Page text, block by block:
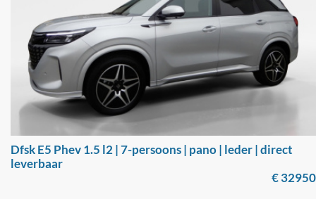
Dfsk E5 Phev 1.5 l2 | 7-persoons | pano | leder | direct
leverbaar
€ 32950